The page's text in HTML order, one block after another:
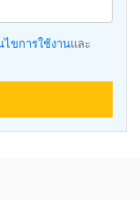
ไขการใช้งานและ